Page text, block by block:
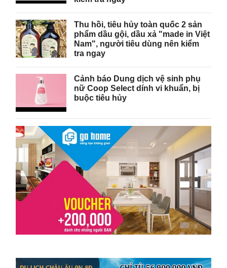
Thu hồi, tiêu hủy toàn quốc 2 sản
phẩm dầu gội, dầu xả "made in Việt
Nam", người tiêu dùng nên kiểm
tra ngay
Cảnh báo Dung dịch vệ sinh phụ
nữ Coop Select dính vi khuẩn, bị
buộc tiêu hủy